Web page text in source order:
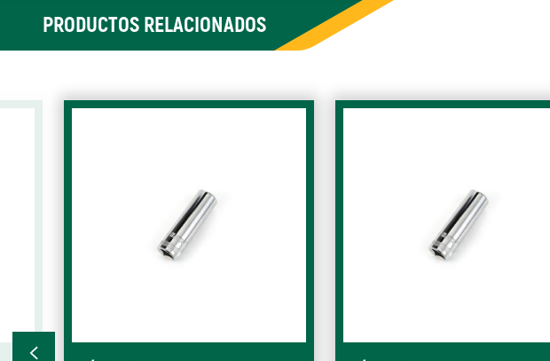
PRODUCTOS RELACIONADOS